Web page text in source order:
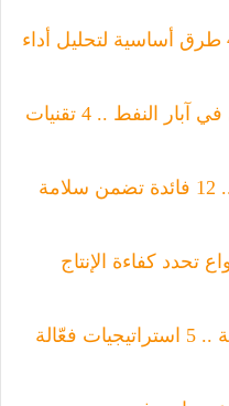
قياس ضغط آبار النفط .. 4 طرق أساسية لتحليل أداء
طرق دعم الضغط الطبقي في آبار النفط .. 4 تقنيات
سوائل حفر الآبار النفطية .. 12 فائدة تضمن سلامة
الآبار البترولية .. 4 أنواع تحدد كفاءة الإنتاج
حقن الغاز في الآبار النفطية .. 5 استراتيجيات فعّالة